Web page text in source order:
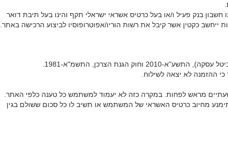
בנק פעיל ו/או בעל כרטיס אשראי ישראלי תקף והינו בעל תיבת דואר
כקטין אשר קיבל את רשות הוריו/אפוטרופוסיו לביצוע הרכישה באתר.
הגנת הצרכן, התשמ"א-1981.
מראש לפחות. במקרה כזה לא יעמוד למשתמש כל טענה כלפי האתר.
מחיוב כרטיס האשראי של המשתמש או תשיב לו כל סכום ששולם בגין